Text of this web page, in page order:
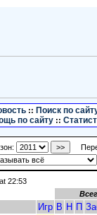
:: Поиск по
по сайту ::
22:53
Игр В Н П